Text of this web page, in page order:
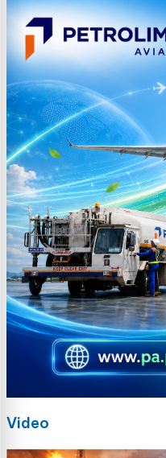
Video